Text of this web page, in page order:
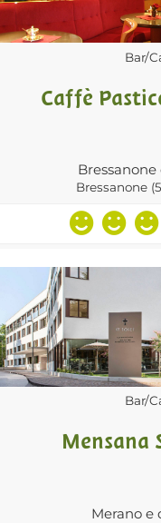
Bar/
Caffè
Bressanone
Bar/
Mensana
Merano e